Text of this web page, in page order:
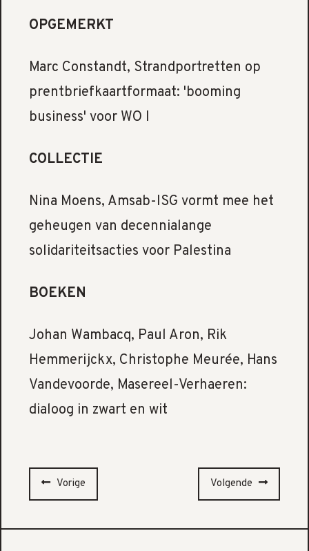
OPGEMERKT
Marc Constandt, Strandportretten op
prentbriefkaartformaat: 'booming
business' voor WO I
COLLECTIE
Nina Moens, Amsab-ISG vormt mee het
geheugen van decennialange
solidariteitsacties voor Palestina
BOEKEN
Johan Wambacq, Paul Aron, Rik
Hemmerijckx, Christophe Meurée, Hans
Vandevoorde, Masereel-Verhaeren:
dialoog in zwart en wit
Vorige Volgende